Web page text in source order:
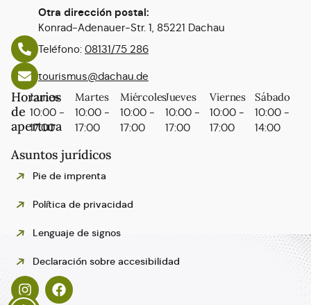
Otra dirección postal:
Konrad-Adenauer-Str. 1, 85221 Dachau
Teléfono: 08131/75 286
tourismus@dachau.de
Horarios
de
apertura
Lunes
10:00 -
17:00
Martes
10:00 -
17:00
Miércoles
10:00 -
17:00
Jueves
10:00 -
17:00
Viernes
10:00 -
17:00
Sábado
10:00 -
14:00
Asuntos jurídicos
Pie de imprenta
Política de privacidad
Lenguaje de signos
Declaración sobre accesibilidad
Français
Italiano